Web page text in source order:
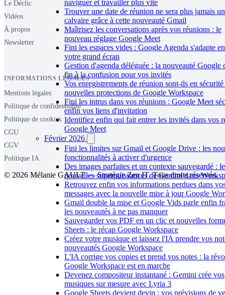
naviguer et travailler plus vite
Trouver une date de réunion ne sera plus jamais un
calvaire grâce à cette nouveauté Gmail
Maîtrisez les conversations après vos réunions : le
nouveau réglage Google Meet
Fini les espaces vides : Google Agenda s'adapte
votre grand écran
Gestion d'agenda déléguée : la nouveauté Google
fin à la confusion pour vos invités
Vos enregistrements de réunion sont-ils en
nouvelles protections de Google Workspace
Fini les intrus dans vos réunions : Google Meet
enfin vos liens d'invitation
Identifiez enfin qui fait entrer les invités dans vos
Google Meet
Février 2026
Fini les limites sur Gmail et Google Drive : les
fonctionnalités à activer d'urgence
Des images parfaites et un contexte sauvegardé :
nouvelles superpuissances de Gemini dans
Retrouvez enfin vos informations perdues dans
messages avec la nouvelle mise à jour Google
Gmail double la mise et Google Vids parle enfin
les nouveautés à ne pas manquer
Sauvegarder vos PDF en un clic et nouvelles
Sheets : le récap Google Workspace
Créez votre musique et laissez l'IA prendre vos
nouveautés Google Workspace
L'IA corrige vos copies et prend vos notes : la
Google Workspace est en marche
Devenez compositeur instantané : Gemini crée vos
musiques sur mesure avec Lyria 3
Google Sheets devient devin : vos prévisions de
Le Déclic
Vidéos
À propos
Newsletter
INFORMATIONS LÉGALES
Mentions légales
Politique de confidentialité
Politique de cookies
CGU
CGV
Politique IA
© 2026 Mélanie GAULT — Stratégie Zen IT. Tous droits réservés.